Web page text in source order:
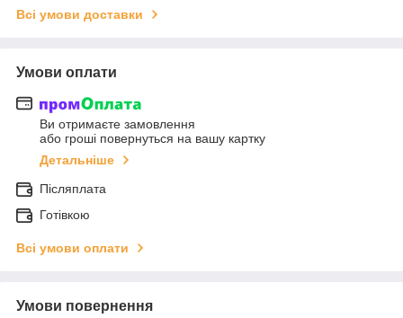
Всі умови доставки
Умови оплати
Ви отримаєте замовлення
або гроші повернуться на вашу картку
Детальніше
Післяплата
Готівкою
Всі умови оплати
Умови повернення